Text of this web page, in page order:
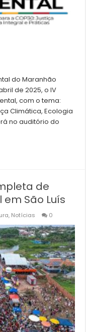
do Maranhão
de 2025, o IV
com o tema:
Climática, Ecologia
no auditório do
de
São Luís
, Notícias 0